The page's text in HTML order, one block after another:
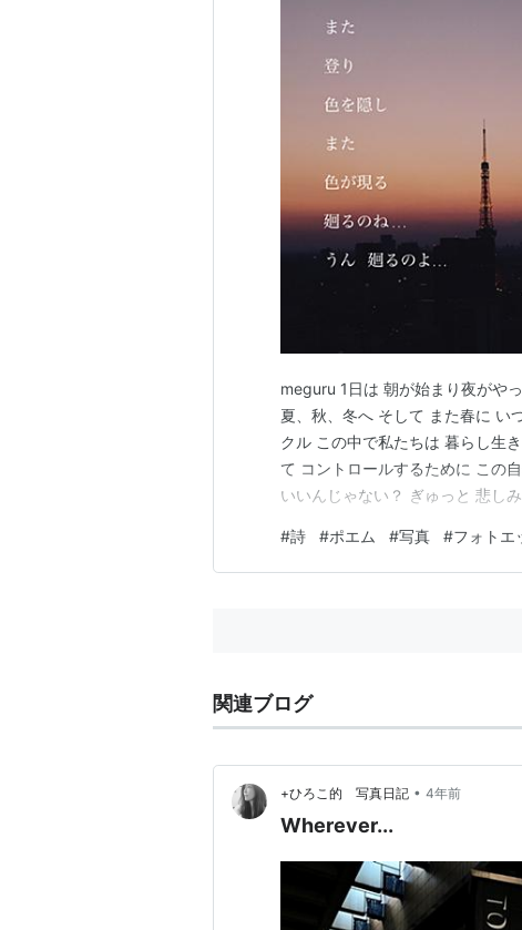
meguru 1日は 朝が始まり夜がや
夏、秋、冬へ そして また春に い
クル この中で私たちは 暮らし生
て コントロールするために この
いいんじゃない？ ぎゅっと 悲し
ちには 循環のサイクルリズムが
は 自然の…
#詩 #ポエム #写真 #フォトエ
関連ブログ
+ひろこ的 写真日記 • 4年前
Wherever...